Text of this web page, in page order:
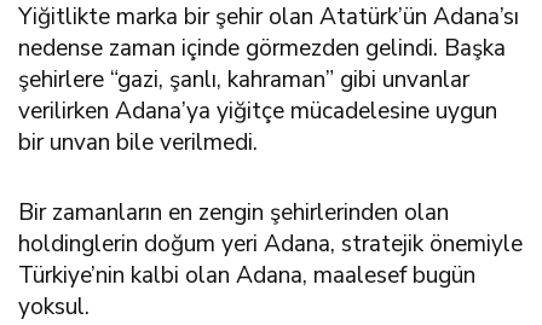
Yiğitlikte marka bir şehir olan Atatürk’ün Adana’sı
nedense zaman içinde görmezden gelindi. Başka
şehirlere “gazi, şanlı, kahraman” gibi unvanlar
verilirken Adana’ya yiğitçe mücadelesine uygun
bir unvan bile verilmedi.
Bir zamanların en zengin şehirlerinden olan
holdinglerin doğum yeri Adana, stratejik önemiyle
Türkiye’nin kalbi olan Adana, maalesef bugün
yoksul.